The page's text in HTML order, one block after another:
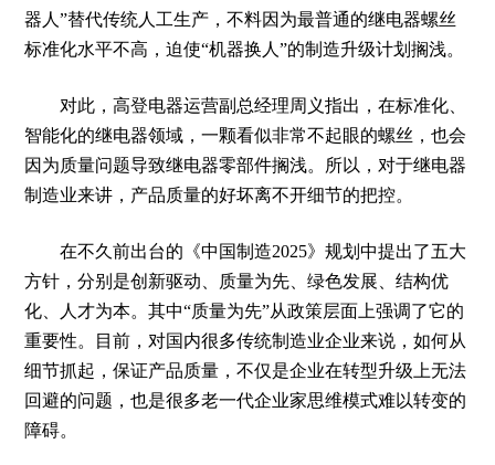
器人”替代传统人工生产，不料因为最普通的继电器螺丝
标准化水平不高，迫使“机器换人”的制造升级计划搁浅。
对此，高登电器运营副总经理周 义指出，在标准化、
智能化的继电器领域，一颗看似非常不起眼的螺丝，也会
因为质量问题导致继电器零部件搁浅。所以，对于继电器
制造业来讲，产品质量的好坏离不开细节的把控。
在不久前出台的《中国制造2025》规划中提出了五大
方针，分别是创新驱动、质量为先、绿色发展、结构优
化、人才为本。其中“质量为先”从政策层面上强调了它的
重要性。目前，对国内很多传统制造业企业来说，如何从
细节抓起，保证产品质量，不仅是企业在转型升级上无法
回避的问题，也是很多老一代企业家思维模式难以转变的
障碍。